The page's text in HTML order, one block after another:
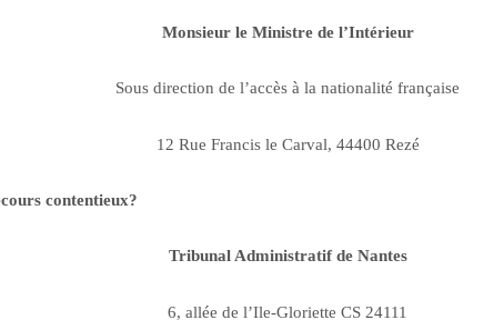
Monsieur le Ministre de l’Intérieur
Sous direction de l’accès à la nationalité française
12 Rue Francis le Carval, 44400 Rezé
contentieux?
Tribunal Administratif de Nantes
6, allée de l’Ile-Gloriette CS 24111